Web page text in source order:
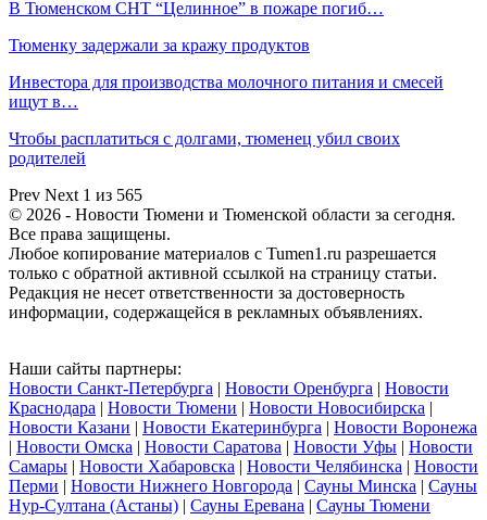
В Тюменском СНТ “Целинное” в пожаре погиб…
Тюменку задержали за кражу продуктов
Инвестора для производства молочного питания и смесей
ищут в…
Чтобы расплатиться с долгами, тюменец убил своих
родителей
Prev Next 1 из 565
© 2026 - Новости Тюмени и Тюменской области за сегодня.
Все права защищены.
Любое копирование материалов с Tumen1.ru разрешается
только с обратной активной ссылкой на страницу статьи.
Редакция не несет ответственности за достоверность
информации, содержащейся в рекламных объявлениях.
Наши сайты партнеры:
Новости Санкт-Петербурга | Новости Оренбурга | Новости
Краснодара | Новости Тюмени | Новости Новосибирска |
Новости Казани | Новости Екатеринбурга | Новости Воронежа
| Новости Омска | Новости Саратова | Новости Уфы | Новости
Самары | Новости Хабаровска | Новости Челябинска | Новости
Перми | Новости Нижнего Новгорода | Сауны Минска | Сауны
Нур-Султана (Астаны) | Сауны Еревана | Сауны Тюмени